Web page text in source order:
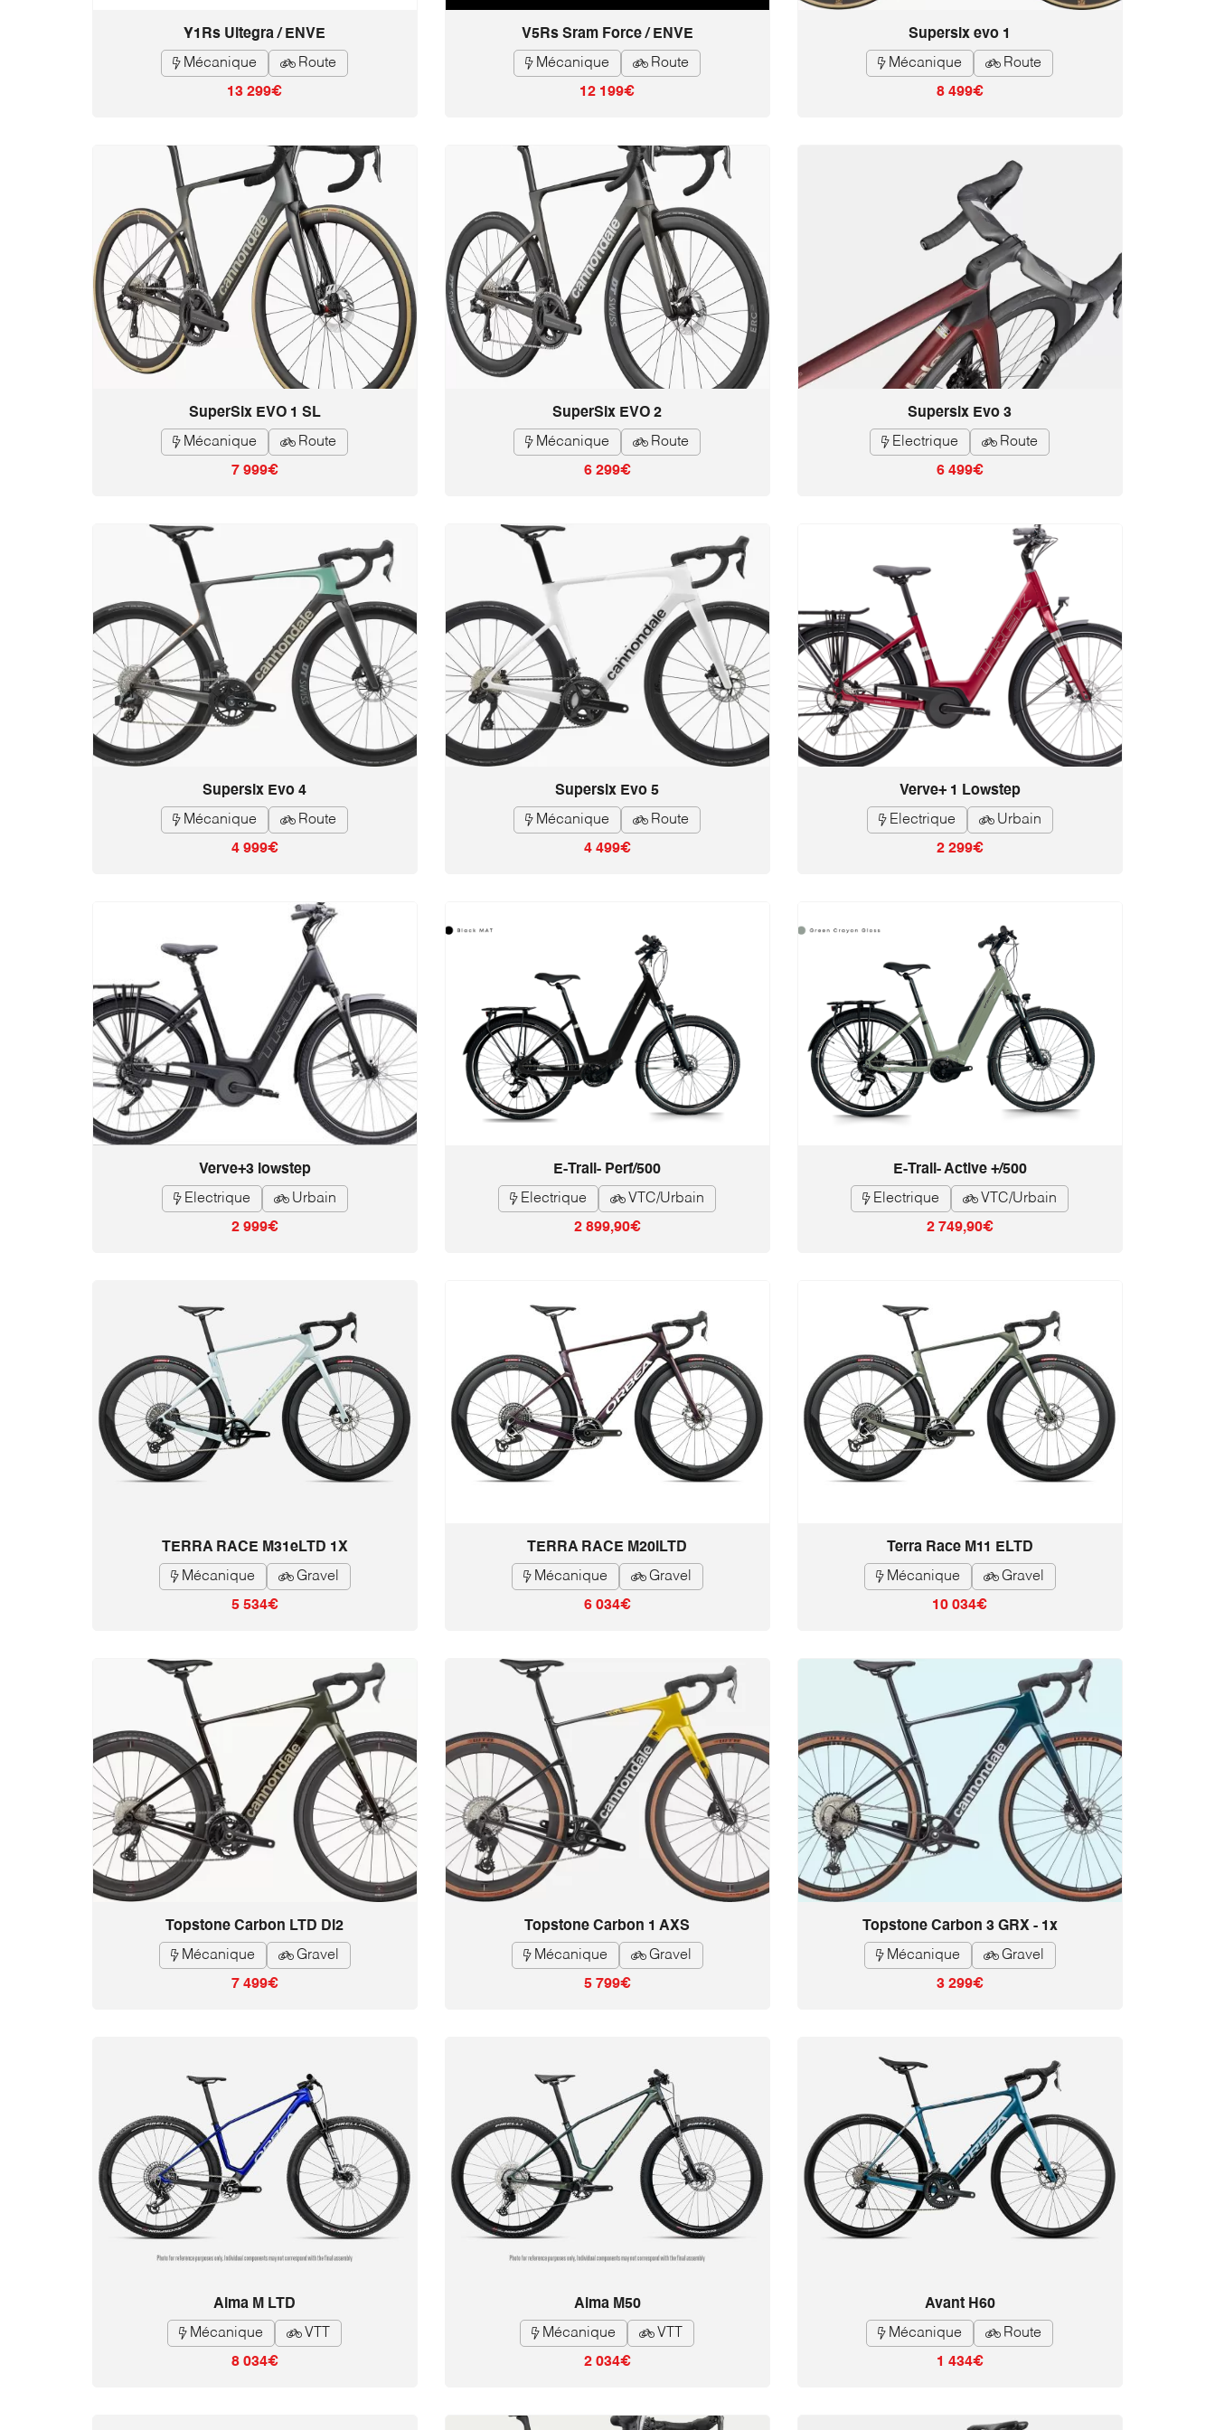
Y1Rs Ultegra / ENVE
 Mécanique  Route
13 299€
V5Rs Sram Force / ENVE
 Mécanique  Route
12 199€
Supersix evo 1
 Mécanique  Route
8 499€
SuperSix EVO 1 SL
 Mécanique  Route
7 999€
SuperSix EVO 2
 Mécanique  Route
6 299€
Supersix Evo 3
 Electrique  Route
6 499€
Supersix Evo 4
 Mécanique  Route
4 999€
Supersix Evo 5
 Mécanique  Route
4 499€
Verve+ 1 Lowstep
 Electrique  Urbain
2 299€
Verve+3 lowstep
 Electrique  Urbain
2 999€
E-Trail- Perf/500
 Electrique  VTC/Urbain
2 899,90€
E-Trail- Active +/500
 Electrique  VTC/Urbain
2 749,90€
TERRA RACE M31eLTD 1X
 Mécanique  Gravel
5 534€
TERRA RACE M20iLTD
 Mécanique  Gravel
6 034€
Terra Race M11 ELTD
 Mécanique  Gravel
10 034€
Topstone Carbon LTD Di2
 Mécanique  Gravel
7 499€
Topstone Carbon 1 AXS
 Mécanique  Gravel
5 799€
Topstone Carbon 3 GRX - 1x
 Mécanique  Gravel
3 299€
Alma M LTD
 Mécanique  VTT
8 034€
Alma M50
 Mécanique  VTT
2 034€
Avant H60
 Mécanique  Route
1 434€